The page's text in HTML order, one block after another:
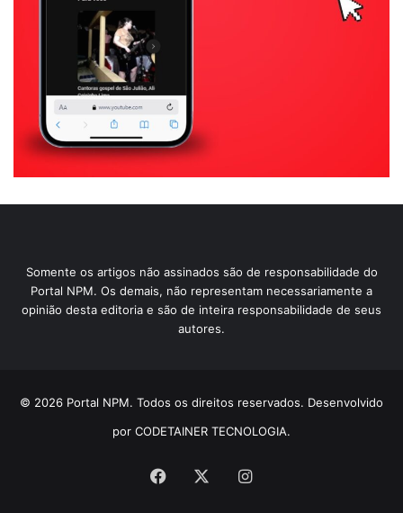
Somente os artigos não assinados são de responsabilidade do
Portal NPM. Os demais, não representam necessariamente a
opinião desta editoria e são de inteira responsabilidade de seus
autores.
© 2026 Portal NPM. Todos os direitos reservados. Desenvolvido
por CODETAINER TECNOLOGIA.
Facebook Instagram